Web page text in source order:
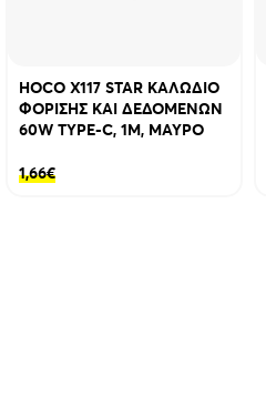
HOCO X117 STAR ΚΑΛΩΔΙΟ
ΦΟΡΙΣΗΣ ΚΑΙ ΔΕΔΟΜΕΝΩΝ
60W TYPE-C, 1M, ΜΑΥΡΟ
1,66€